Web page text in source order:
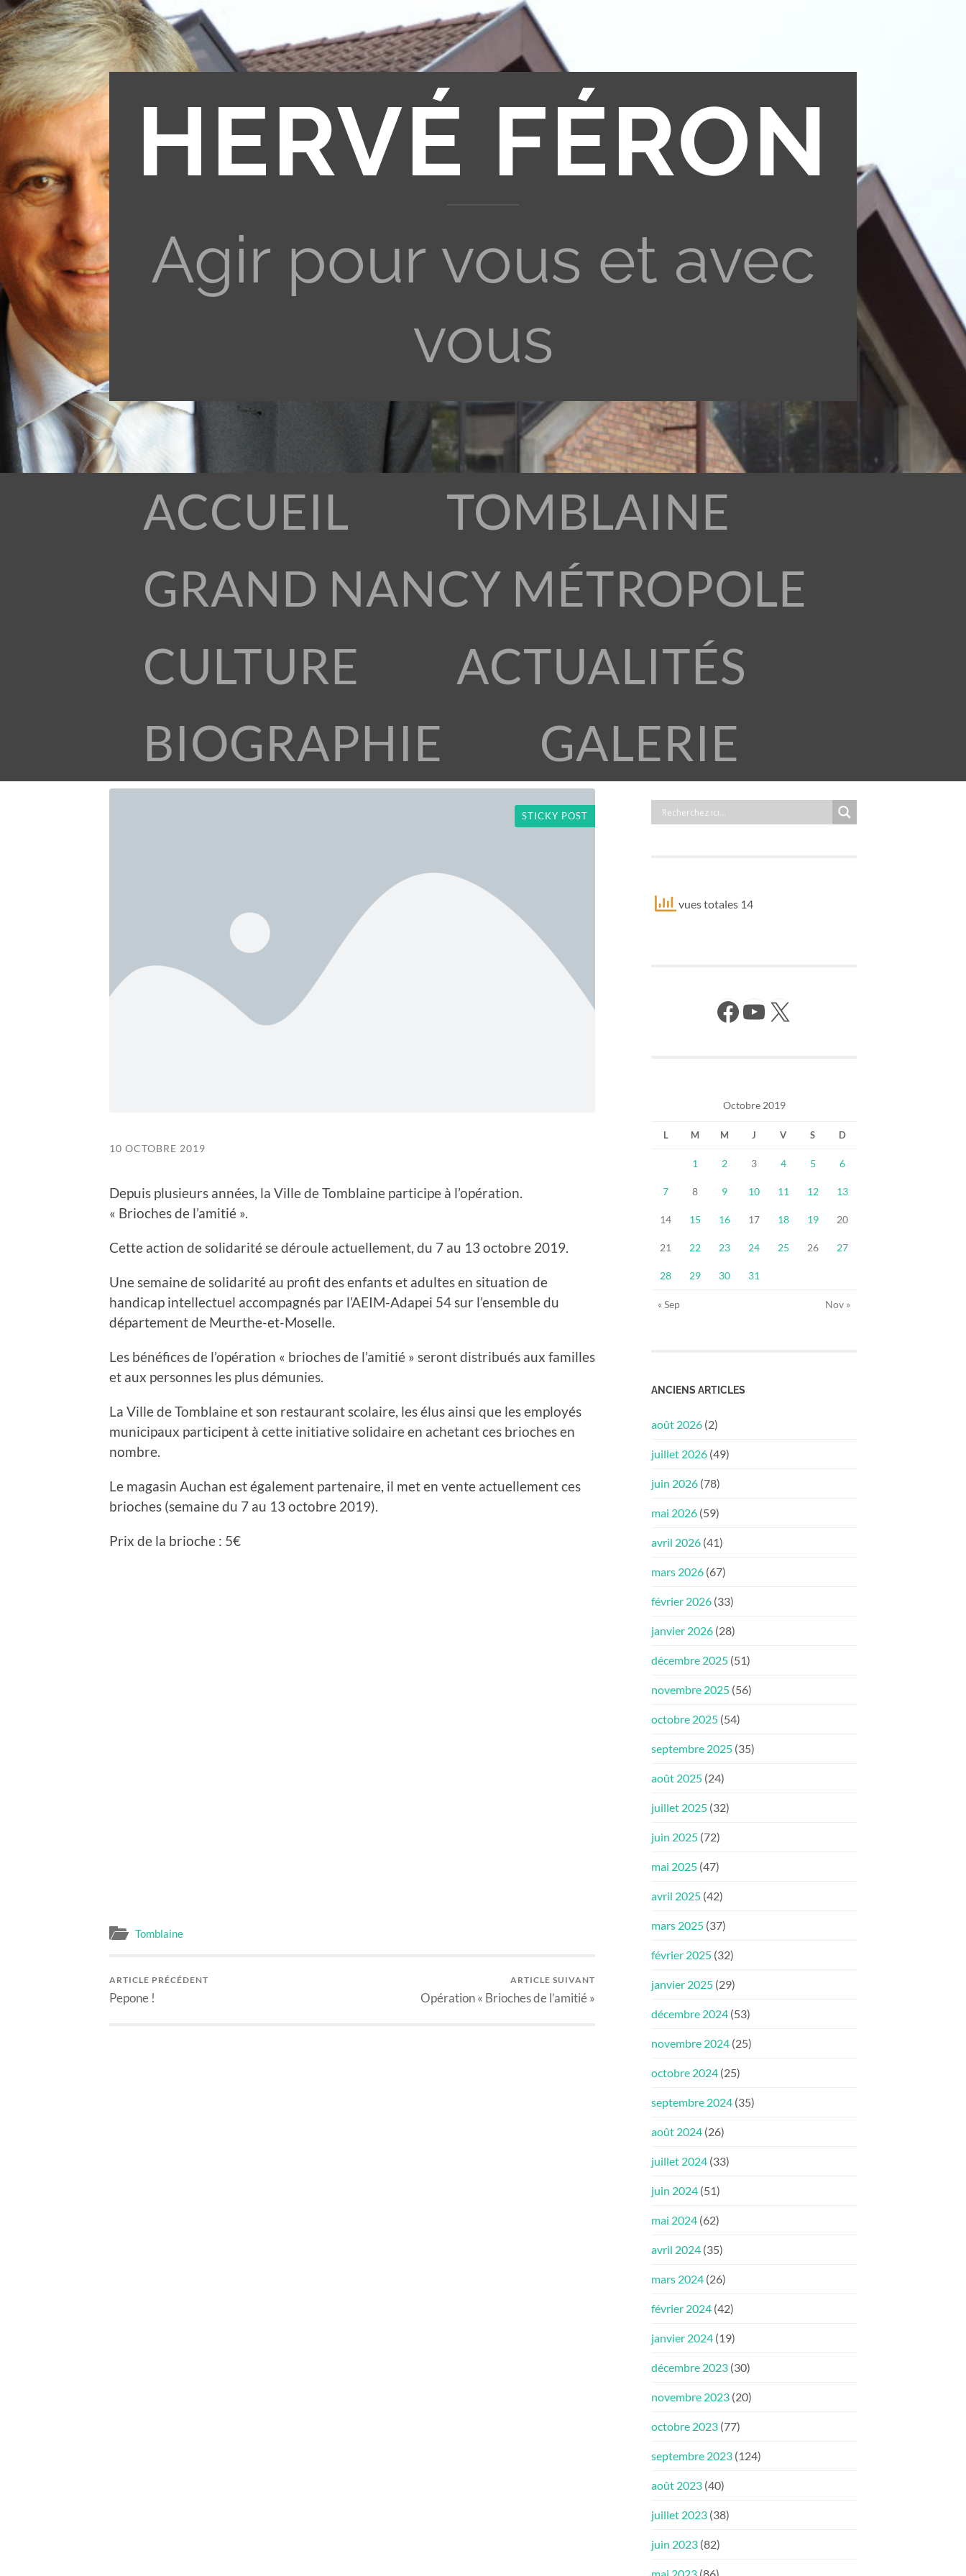
HERVÉ FÉRON
Agir pour vous et avec
vous
ACCUEIL
TOMBLAINE
GRAND NANCY MÉTROPOLE
CULTURE
ACTUALITÉS
BIOGRAPHIE
GALERIE
STICKY POST
10 OCTOBRE 2019
Depuis plusieurs années, la Ville de Tomblaine participe à l’opération.
« Brioches de l’amitié ».
Cette action de solidarité se déroule actuellement, du 7 au 13 octobre 2019.
Une semaine de solidarité au profit des enfants et adultes en situation de
handicap intellectuel accompagnés par l’AEIM-Adapei 54 sur l’ensemble du
département de Meurthe-et-Moselle.
Les bénéfices de l’opération « brioches de l’amitié » seront distribués aux familles
et aux personnes les plus démunies.
La Ville de Tomblaine et son restaurant scolaire, les élus ainsi que les employés
municipaux participent à cette initiative solidaire en achetant ces brioches en
nombre.
Le magasin Auchan est également partenaire, il met en vente actuellement ces
brioches (semaine du 7 au 13 octobre 2019).
Prix de la brioche : 5€
Tomblaine
ARTICLE PRÉCÉDENT
Pepone !
ARTICLE SUIVANT
Opération « Brioches de l’amitié »
vues totales 14
Facebook YouTube X
Octobre 2019
L M M J V S D
1 2 3 4 5 6
7 8 9 10 11 12 13
14 15 16 17 18 19 20
21 22 23 24 25 26 27
28 29 30 31
« Sep Nov »
ANCIENS ARTICLES
août 2026 (2)
juillet 2026 (49)
juin 2026 (78)
mai 2026 (59)
avril 2026 (41)
mars 2026 (67)
février 2026 (33)
janvier 2026 (28)
décembre 2025 (51)
novembre 2025 (56)
octobre 2025 (54)
septembre 2025 (35)
août 2025 (24)
juillet 2025 (32)
juin 2025 (72)
mai 2025 (47)
avril 2025 (42)
mars 2025 (37)
février 2025 (32)
janvier 2025 (29)
décembre 2024 (53)
novembre 2024 (25)
octobre 2024 (25)
septembre 2024 (35)
août 2024 (26)
juillet 2024 (33)
juin 2024 (51)
mai 2024 (62)
avril 2024 (35)
mars 2024 (26)
février 2024 (42)
janvier 2024 (19)
décembre 2023 (30)
novembre 2023 (20)
octobre 2023 (77)
septembre 2023 (124)
août 2023 (40)
juillet 2023 (38)
juin 2023 (82)
mai 2023 (86)